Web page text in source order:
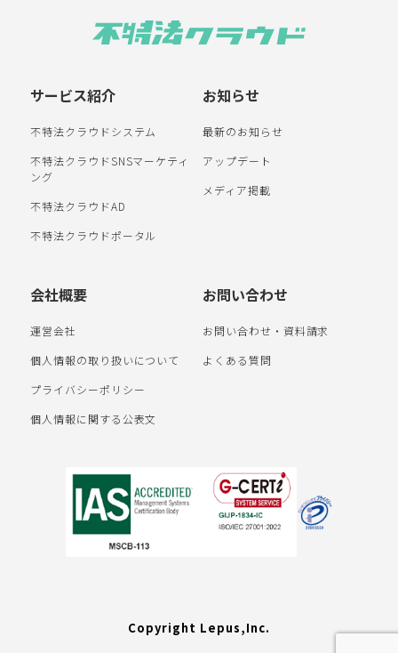
サービス紹介
不特法クラウドシステム
不特法クラウドSNSマーケティ
ング
不特法クラウドAD
不特法クラウドポータル
お知らせ
最新のお知らせ
アップデート
メディア掲載
会社概要
運営会社
個人情報の取り扱いについて
プライバシーポリシー
個人情報に関する公表文
お問い合わせ
お問い合わせ・資料請求
よくある質問
Copyright Lepus,Inc.